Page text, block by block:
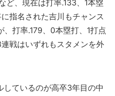
ど、現在は打率.133、1本塁
指名された吉川もチャンス
打率.179、0本塁打、1打点
戦はいずれもスタメンを外
ているのが高卒3年目の中